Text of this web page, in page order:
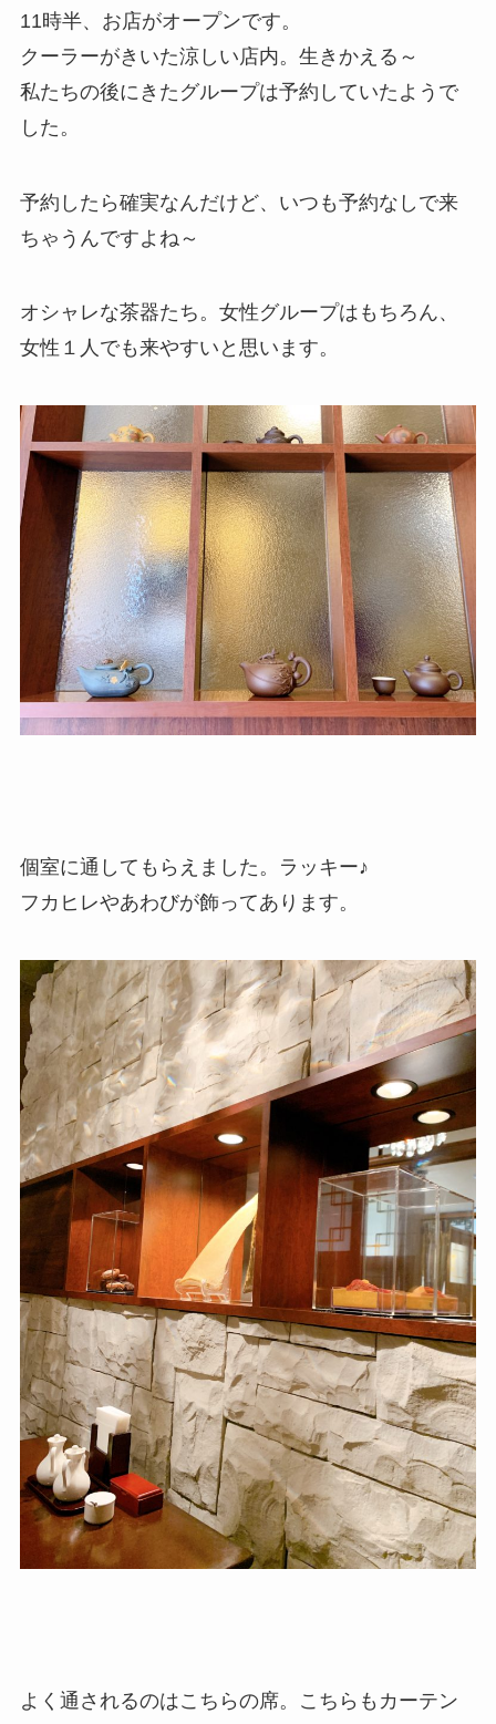
11時半、お店がオープンです。
クーラーがきいた涼しい店内。生きかえる～
私たちの後にきたグループは予約していたようで
した。
予約したら確実なんだけど、いつも予約なしで来
ちゃうんですよね～
オシャレな茶器たち。女性グループはもちろん、
女性１人でも来やすいと思います。
個室に通してもらえました。ラッキー♪
フカヒレやあわびが飾ってあります。
よく通されるのはこちらの席。こちらもカーテン